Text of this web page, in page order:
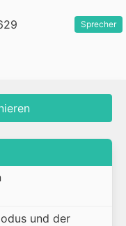
Sprecher
und der